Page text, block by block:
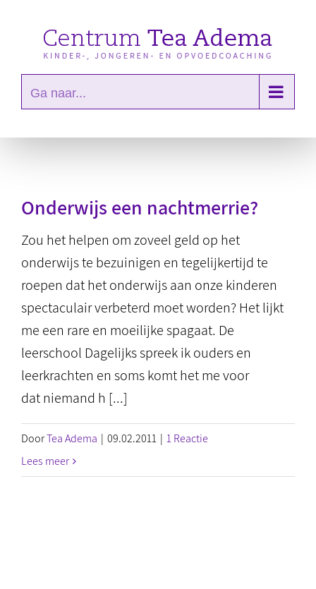
Ga naar...
Onderwijs een nachtmerrie?
Zou het helpen om zoveel geld op het
onderwijs te bezuinigen en tegelijkertijd te
roepen dat het onderwijs aan onze kinderen
spectaculair verbeterd moet worden? Het lijkt
me een rare en moeilijke spagaat. De
leerschool Dagelijks spreek ik ouders en
leerkrachten en soms komt het me voor
dat niemand h [...]
DoorTea Adema | 09.02.2011 | 1 Reactie
Lees meer